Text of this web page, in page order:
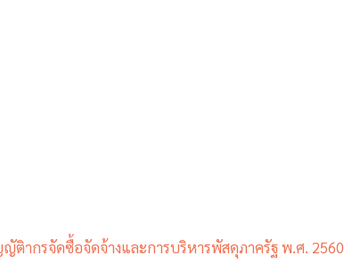
ติากรจัดซื้อจัดจ้างและการบริหารพัสดุภาครัฐ พ.ศ. 2560